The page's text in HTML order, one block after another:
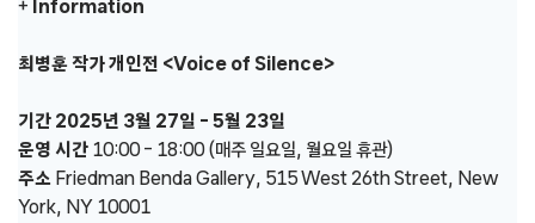
+ Information
최병훈 작가 개인전 <Voice of Silence>​
기간 2025년 3월 27일 – 5월 23일
운영 시간 10:00 – 18:00 (매주 일요일, 월요일 휴관)
주소 Friedman Benda Gallery, 515 West 26th Street, New
York, NY 10001